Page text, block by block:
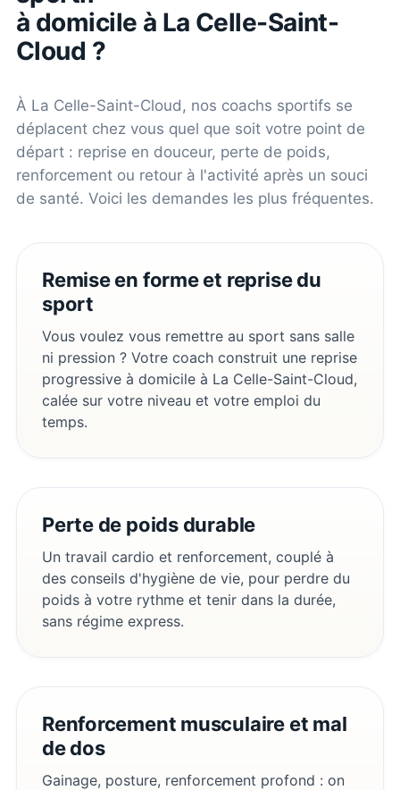
à domicile à La Celle-Saint-
Cloud ?
À La Celle-Saint-Cloud , nos coachs sportifs se
déplacent chez vous quel que soit votre point de
départ : reprise en douceur, perte de poids,
renforcement ou retour à l'activité après un souci
de santé. Voici les demandes les plus fréquentes.
Remise en forme et reprise du
sport
Vous voulez vous remettre au sport sans salle
ni pression ? Votre coach construit une reprise
progressive à domicile à La Celle-Saint-Cloud,
calée sur votre niveau et votre emploi du
temps.
Perte de poids durable
Un travail cardio et renforcement, couplé à
des conseils d'hygiène de vie, pour perdre du
poids à votre rythme et tenir dans la durée,
sans régime express.
Renforcement musculaire et mal
de dos
Gainage, posture, renforcement profond : on